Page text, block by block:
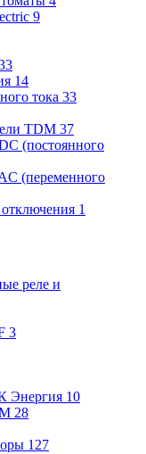
9
14
тока 33
TDM 37
(постоянного
(переменного
1
реле и
3
Энергия 10
28
127